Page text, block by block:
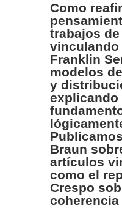
Como
trabajos
Franklin
modelos
y
explicando
Braun
artículos
como el
Crespo